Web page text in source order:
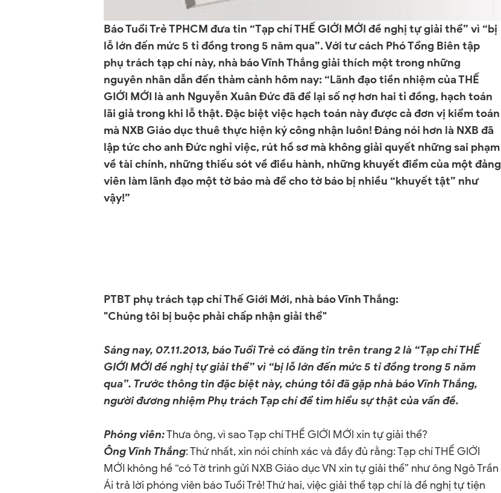
Báo Tuổi Trẻ TPHCM đưa tin “Tạp chí THẾ GIỚI MỚI đề nghị tự giải thể” vì “bị
lỗ lớn đến mức 5 tỉ đồng trong 5 năm qua”. Với tư cách Phó Tổng Biên tập
phụ trách tạp chí này, nhà báo Vĩnh Thắng giải thích một trong những
nguyên nhân dẫn đến thảm cảnh hôm nay: “Lãnh đạo tiền nhiệm của THẾ
GIỚI MỚI là anh Nguyễn Xuân Đức đã để lại số nợ hơn hai tỉ đồng, hạch toán
lãi giả trong khi lỗ thật. Đặc biệt việc hạch toán này được cả đơn vị kiểm toán
mà NXB Giáo dục thuê thực hiện ký công nhận luôn! Đáng nói hơn là NXB đã
lập tức cho anh Đức nghỉ việc, rút hồ sơ mà không giải quyết những sai phạm
về tài chính, những thiếu sót về điều hành, những khuyết điểm của một đảng
viên làm lãnh đạo một tờ báo mà để cho tờ báo bị nhiều “khuyết tật” như
vậy!”
PTBT phụ trách tạp chí Thế Giới Mới, nhà báo Vĩnh Thắng:
"Chúng tôi bị buộc phải chấp nhận giải thể"
Sáng nay, 07.11.2013, báo Tuổi Trẻ có đăng tin trên trang 2 là “Tạp chí THẾ
GIỚI MỚI đề nghị tự giải thể” vì “bị lỗ lớn đến mức 5 tỉ đồng trong 5 năm
qua”. Trước thông tin đặc biệt này, chúng tôi đã gặp nhà báo Vĩnh Thắng,
người đương nhiệm Phụ trách Tạp chí để tìm hiểu sự thật của vấn đề.
Phóng viên:Thưa ông, vì sao Tạp chí THẾ GIỚI MỚI xin tự giải thể?
Ông Vĩnh Thắng: Thứ nhất, xin nói chính xác và đầy đủ rằng: Tạp chí THẾ GIỚI
MỚI không hề “có Tờ trình gửi NXB Giáo dục VN xin tự giải thể” như ông Ngô Trần
Ái trả lời phóng viên báo Tuổi Trẻ! Thứ hai, việc giải thể tạp chí là đề nghị tự tiện